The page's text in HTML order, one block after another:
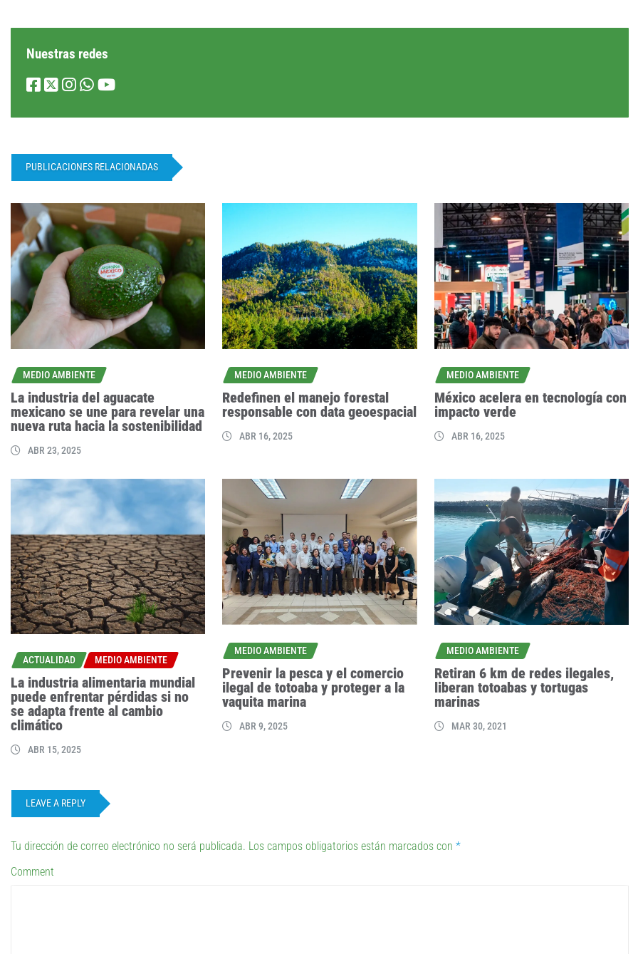
Nuestras redes
PUBLICACIONES RELACIONADAS
MEDIO AMBIENTE
La industria del aguacate
mexicano se une para revelar una
nueva ruta hacia la sostenibilidad
ABR 23, 2025
MEDIO AMBIENTE
Redefinen el manejo forestal
responsable con data geoespacial
ABR 16, 2025
MEDIO AMBIENTE
México acelera en tecnología con
impacto verde
ABR 16, 2025
ACTUALIDAD MEDIO AMBIENTE
La industria alimentaria mundial
puede enfrentar pérdidas si no
se adapta frente al cambio
climático
ABR 15, 2025
MEDIO AMBIENTE
Prevenir la pesca y el comercio
ilegal de totoaba y proteger a la
vaquita marina
ABR 9, 2025
MEDIO AMBIENTE
Retiran 6 km de redes ilegales,
liberan totoabas y tortugas
marinas
MAR 30, 2021
LEAVE A REPLY
Tu dirección de correo electrónico no será publicada. Los campos obligatorios están marcados con *
Comment